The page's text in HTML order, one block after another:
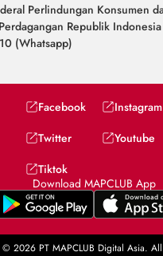
Perlindungan Konsumen
Republik Indonesia
(Whatsapp)
Facebook
Instagram
Twitter
Youtube
Tiktok
Download MAPCLUB App
2026 PT MAPCLUB Digital Asia.